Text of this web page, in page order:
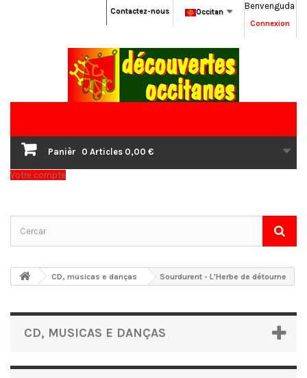
Benvenguda
Connexion
Occitan
Contactez-nous
Panièr 0 Articles 0,00 €
Votre compte
CD, musicas e danças Sourdurent - L'Herbe de détourne
CD, MUSICAS E DANÇAS